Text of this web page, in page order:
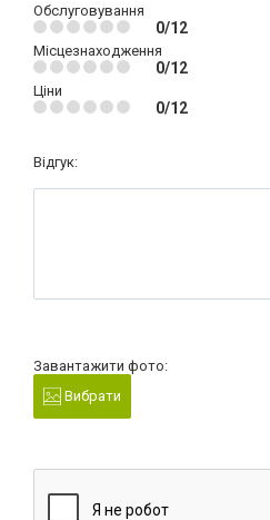
Обслуговування
0/12
Місцезнаходження
0/12
Ціни
0/12
Відгук:
Завантажити фото:
Вибрати